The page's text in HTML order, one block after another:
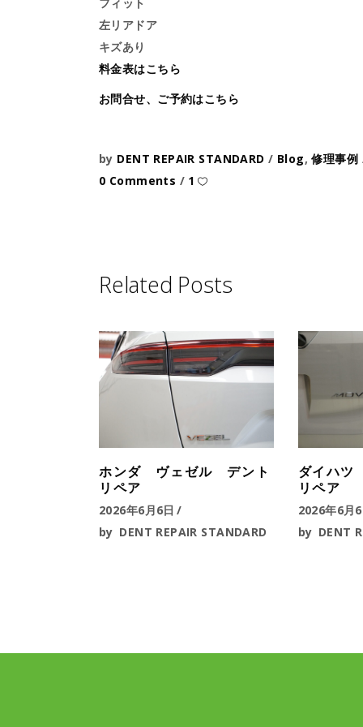
左リアドア
キズあり
料金表はこちら
お問合せ、ご予約はこちら
by DENT REPAIR STANDARD Blog,修理事例
0 Comments
1
Related Posts
ホンダ ヴェゼル デント
リペア
2026年6月6日
by DENT REPAIR STANDARD
ダイハ
リペア
2026年6月
by DENT